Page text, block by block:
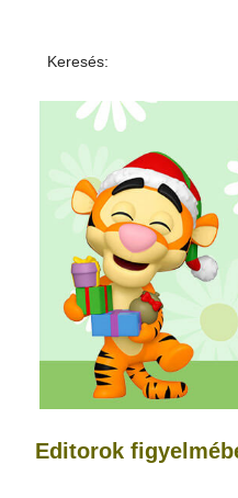
Keresés:
Editorok